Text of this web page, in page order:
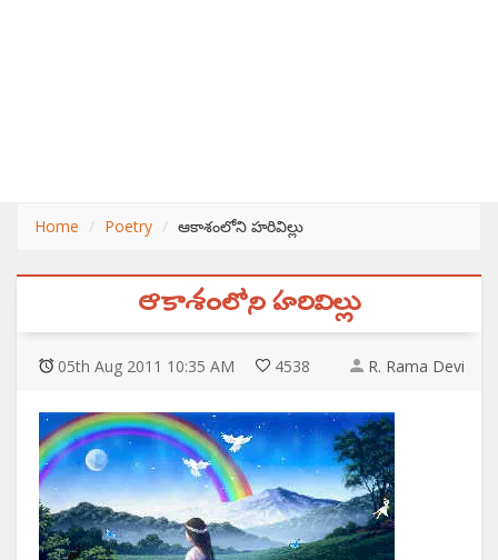
Home Poetry ఆకాశంలోని హరివిల్లు
ఆకాశంలోని హరివిల్లు
05th Aug 2011 10:35 AM 4538 R. Rama Devi